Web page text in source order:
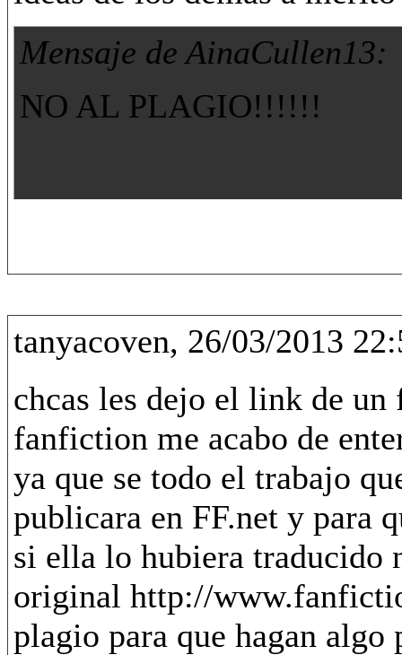
Mensaje de AinaCullen13:
NO AL PLAGIO!!!!!!
tanyacoven, 26/03/2013
chcas les dejo el link de un
fanfiction me acabo de
ya que se todo el trabajo
publicara en FF.net y para
si ella lo hubiera traducido
original http://
plagio para que hagan